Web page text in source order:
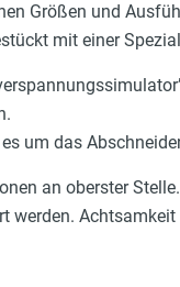
Größen und
mit einer
um das
an oberster
werden.